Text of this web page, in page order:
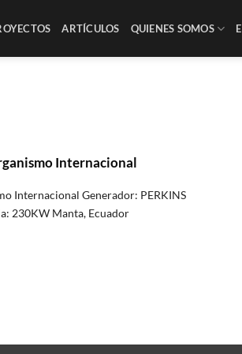
ARTÍCULOS QUIENES SOMOS
Internacional
Internacional Generador: PERKINS
230KW Manta, Ecuador
y la protección de datos personales